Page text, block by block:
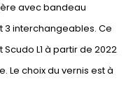
avec bandeau
interchangeables. Ce
L1 à partir de 2022
Le choix du vernis est à